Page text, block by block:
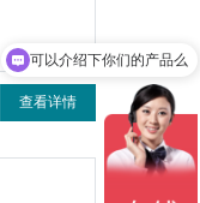
查看详情
可以介绍下你们的产品么